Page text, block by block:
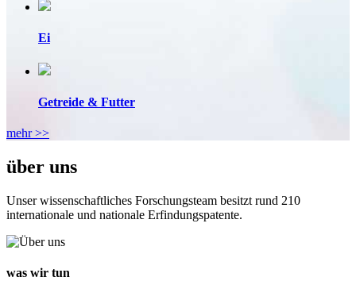
Ei
Getreide & Futter
mehr >>
über uns
Unser wissenschaftliches Forschungsteam besitzt rund 210
internationale und nationale Erfindungspatente.
was wir tun